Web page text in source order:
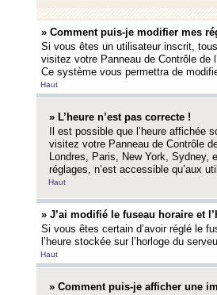
» Comment puis-je modifier mes
Si vous êtes un utilisateur inscrit,
visitez votre Panneau de Contrôle de
Ce système vous permettra de
Haut
» L’heure n’est pas correcte !
Il est possible que l’heure
visitez votre Panneau de Contrôle
Londres, Paris, New York, Sydney,
réglages, n’est accessible qu’aux
Haut
» J’ai modifié le fuseau horaire et
Si vous êtes certain d’avoir réglé le
l’heure stockée sur l’horloge du
Haut
» Comment puis-je afficher une